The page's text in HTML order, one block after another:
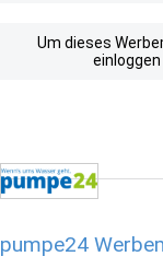
Um dieses
pumpe24